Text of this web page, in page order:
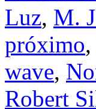
Luz, M.
próximo,
wave,
Robert